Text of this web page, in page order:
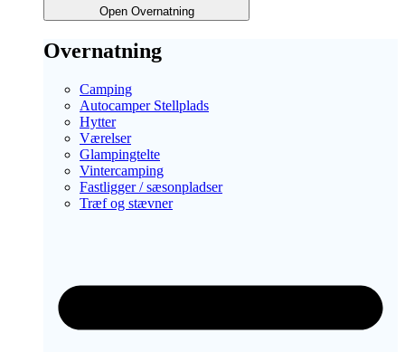
Open Overnatning
Overnatning
Camping
Autocamper Stellplads
Hytter
Værelser
Glampingtelte
Vintercamping
Fastligger / sæsonpladser
Træf og stævner